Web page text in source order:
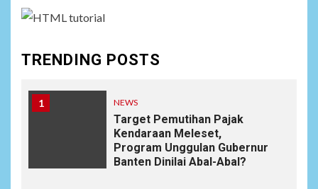
TRENDING POSTS
1 NEWS
Target Pemutihan Pajak
Kendaraan Meleset,
Program Unggulan Gubernur
Banten Dinilai Abal-Abal?